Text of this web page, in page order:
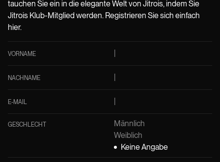
tauchen Sie ein in die elegante Welt von Jitrois, indem Sie
Jitrois Klub-Mitglied werden. Registrieren Sie sich einfach
hier.
VORNAME
NACHNAME
E-MAIL
GESCHLECHT
Männlich
Weiblich
Keine Angabe